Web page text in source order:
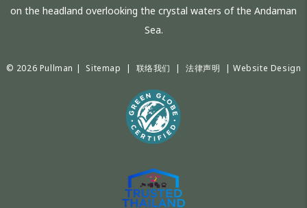
on the headland overlooking the crystal waters of the Andaman
Sea.
© 2026 Pullman | Sitemap | 联络我们 |法律声明 | Website Design